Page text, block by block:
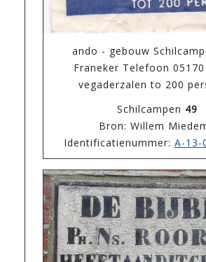
ando - gebouw
Franeker Telefoon
vegaderzalen to 200
Schilcampen 49
Bron: Willem
Identificatienummer: A-13-